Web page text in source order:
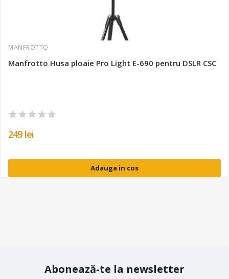
MANFROTTO
Manfrotto Husa ploaie Pro Light E-690 pentru DSLR CSC
249 lei
Adauga in cos
Abonează-te la newsletter